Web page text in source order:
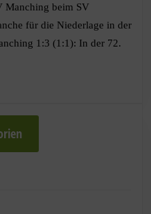
Manching beim SV
für die Niederlage in der
1:3 (1:1): In der 72.